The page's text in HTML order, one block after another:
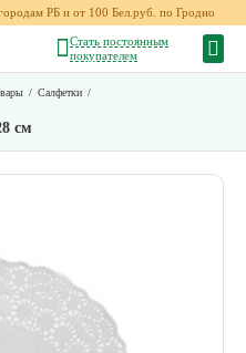
РБ и от 100 Бел.руб. по Гродно
Стать постоянным
покупателем
/ Салфетки /
см